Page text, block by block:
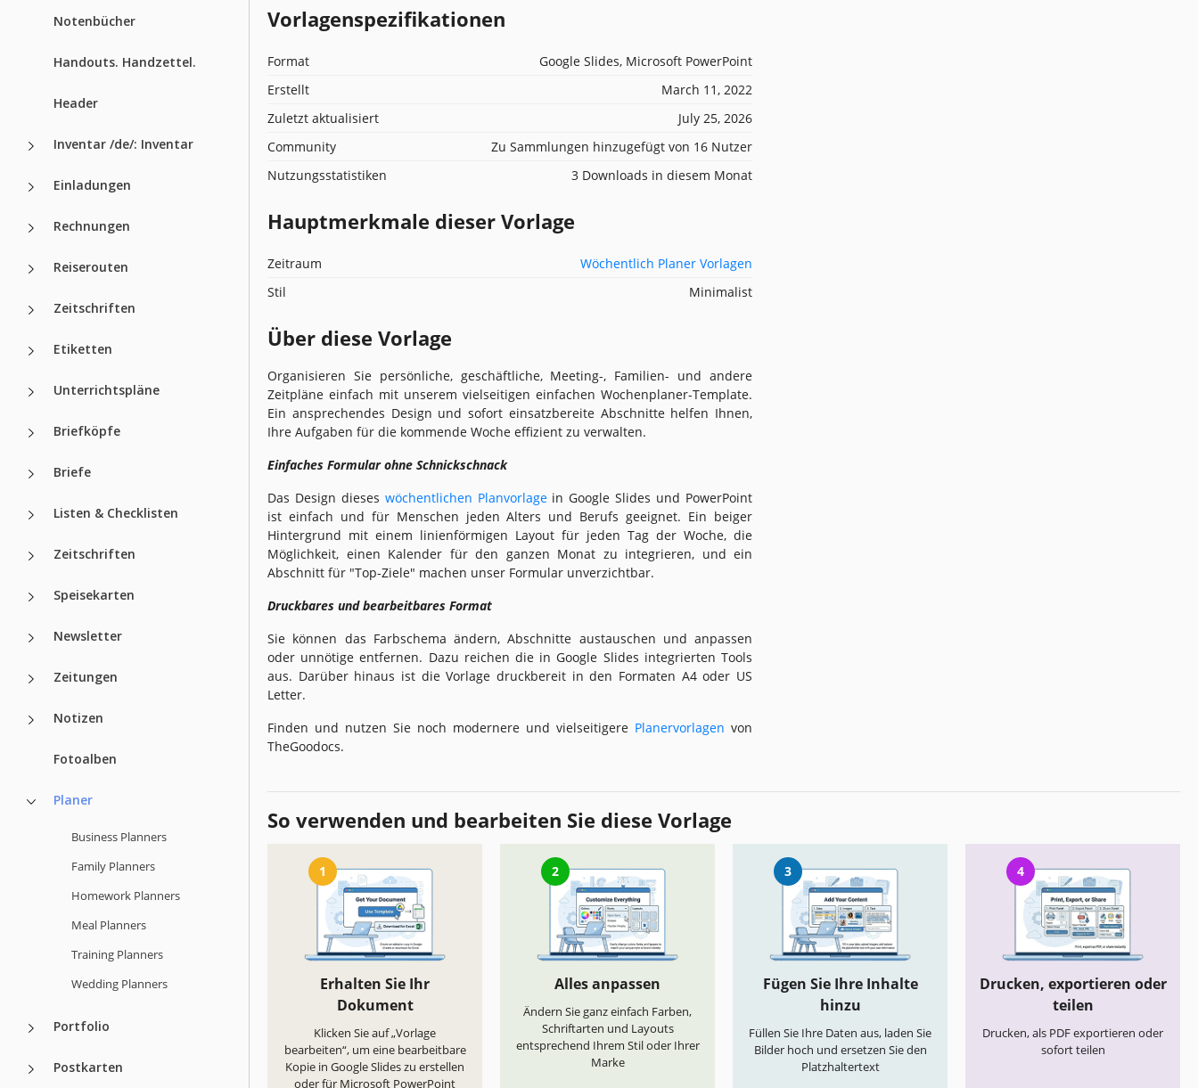
Notenbücher
Handouts. Handzettel.
Header
Inventar /de/: Inventar
Einladungen
Rechnungen
Reiserouten
Zeitschriften
Etiketten
Unterrichtspläne
Briefköpfe
Briefe
Listen & Checklisten
Zeitschriften
Speisekarten
Newsletter
Zeitungen
Notizen
Fotoalben
Planer
Business Planners
Family Planners
Homework Planners
Meal Planners
Training Planners
Wedding Planners
Portfolio
Postkarten
Vorlagenspezifikationen
Format
Google Slides, Microsoft PowerPoint
Erstellt
March 11, 2022
Zuletzt aktualisiert
July 25, 2026
Community
Zu Sammlungen hinzugefügt von 16 Nutzer
Nutzungsstatistiken
3 Downloads in diesem Monat
Hauptmerkmale dieser Vorlage
Zeitraum
Wöchentlich Planer Vorlagen
Stil
Minimalist
Über diese Vorlage
Organisieren Sie persönliche, geschäftliche, Meeting-, Familien- und andere
Zeitpläne einfach mit unserem vielseitigen einfachen Wochenplaner-Template.
Ein ansprechendes Design und sofort einsatzbereite Abschnitte helfen Ihnen,
Ihre Aufgaben für die kommende Woche effizient zu verwalten.
Einfaches Formular ohne Schnickschnack
Das Design dieses wöchentlichen Planvorlagein Google Slides und PowerPoint
ist einfach und für Menschen jeden Alters und Berufs geeignet. Ein beiger
Hintergrund mit einem linienförmigen Layout für jeden Tag der Woche, die
Möglichkeit, einen Kalender für den ganzen Monat zu integrieren, und ein
Abschnitt für "Top-Ziele" machen unser Formular unverzichtbar.
Druckbares und bearbeitbares Format
Sie können das Farbschema ändern, Abschnitte austauschen und anpassen
oder unnötige entfernen. Dazu reichen die in Google Slides integrierten Tools
aus. Darüber hinaus ist die Vorlage druckbereit in den Formaten A4 oder US
Letter.
Finden und nutzen Sie noch modernere und vielseitigere Planervorlagen von
TheGoodocs.
So verwenden und bearbeiten Sie diese Vorlage
1
Erhalten Sie Ihr
Dokument
Klicken Sie auf „Vorlage
bearbeiten“, um eine bearbeitbare
Kopie in Google Slides zu erstellen
oder für Microsoft PowerPoint
2
Alles anpassen
Ändern Sie ganz einfach Farben,
Schriftarten und Layouts
entsprechend Ihrem Stil oder Ihrer
Marke
3
Fügen Sie Ihre Inhalte
hinzu
Füllen Sie Ihre Daten aus, laden Sie
Bilder hoch und ersetzen Sie den
Platzhaltertext
4
Drucken, exportieren oder
teilen
Drucken, als PDF exportieren oder
sofort teilen